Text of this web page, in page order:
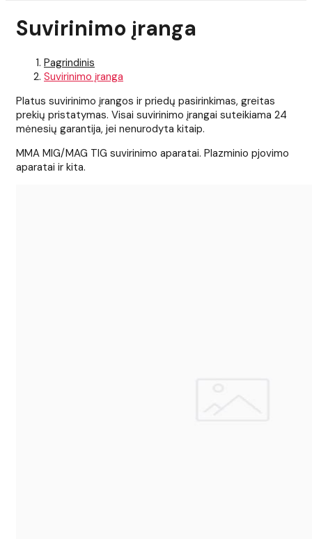
Suvirinimo įranga
Pagrindinis
Suvirinimo įranga
Platus suvirinimo įrangos ir priedų pasirinkimas, greitas
prekių pristatymas. Visai suvirinimo įrangai suteikiama 24
mėnesių garantija, jei nenurodyta kitaip.
MMA MIG/MAG TIG suvirinimo aparatai. Plazminio pjovimo
aparatai ir kita.